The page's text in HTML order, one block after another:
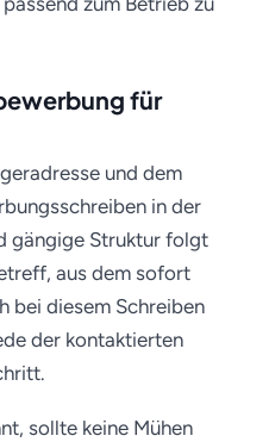
für
und dem
in der
gängige Struktur folgt
aus dem sofort
bei diesem Schreiben
der kontaktierten
sollte keine Mühen